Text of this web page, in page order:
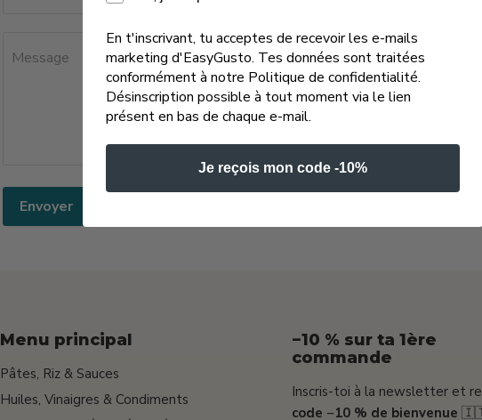
Message
Envoyer
Menu principal
Pâtes, Riz & Sauces
Huiles, Vinaigres & Condiments
−10 % sur ta 1ère
commande
Inscris-toi à la newsletter et
code −10 % de bienvenue
En t'inscrivant, tu acceptes de recevoir les e-mails
marketing d'EasyGusto. Tes données sont traitées
conformément à notre Politique de confidentialité.
Désinscription possible à tout moment via le lien
présent en bas de chaque e-mail.
Je reçois mon code -10%